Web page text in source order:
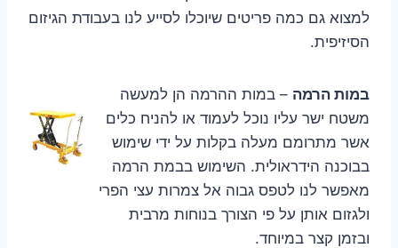
למצוא גם כמה פריטים שיוכלו לסייע לנו בעבודת הגיזום
הסיזיפית.
במות הרמה – במות ההרמה הן למעשה
משטח ישר עליו נוכל לעמוד או להניח כלים
אשר מתרומם מעלה בקלות על ידי שימוש
בבוכנה הידראולית. השימוש בבמת הרמה
מאפשר לנו לטפס גבוה אל צמרות עצי הפרי
ולגזום אותן על פי הצורך בנוחות מרבית
ובזמן קצר במיוחד.